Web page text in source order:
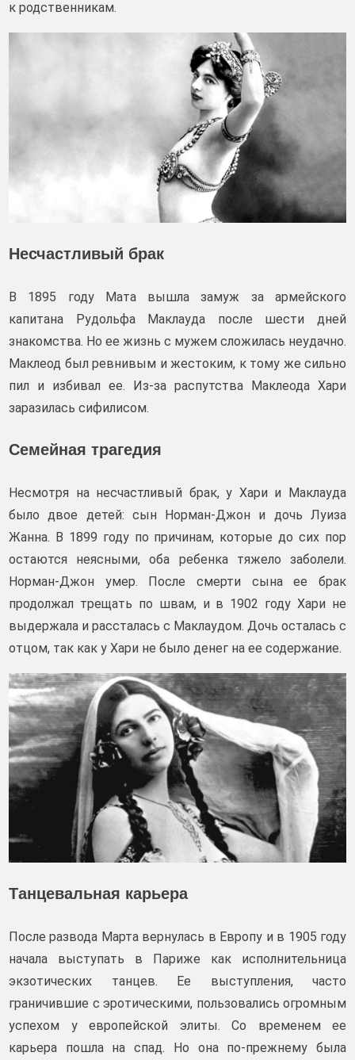
к родственникам.
Несчастливый брак
В 1895 году Мата вышла замуж за армейского
капитана Рудольфа Маклауда после шести дней
знакомства. Но ее жизнь с мужем сложилась неудачно.
Маклеод был ревнивым и жестоким, к тому же сильно
пил и избивал ее. Из-за распутства Маклеода Хари
заразилась сифилисом.
Семейная трагедия
Несмотря на несчастливый брак, у Хари и Маклауда
было двое детей: сын Норман-Джон и дочь Луиза
Жанна. В 1899 году по причинам, которые до сих пор
остаются неясными, оба ребенка тяжело заболели.
Норман-Джон умер. После смерти сына ее брак
продолжал трещать по швам, и в 1902 году Хари не
выдержала и рассталась с Маклаудом. Дочь осталась с
отцом, так как у Хари не было денег на ее содержание.
Танцевальная карьера
После развода Марта вернулась в Европу и в 1905 году
начала выступать в Париже как исполнительница
экзотических танцев. Ее выступления, часто
граничившие с эротическими, пользовались огромным
успехом у европейской элиты. Со временем ее
карьера пошла на спад. Но она по-прежнему была